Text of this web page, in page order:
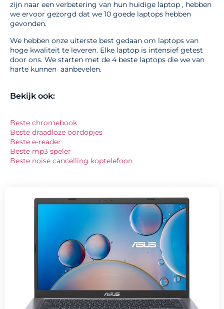
zijn naar een verbetering van hun huidige laptop , hebben
we ervoor gezorgd dat we 10 goede laptops hebben
gevonden.
We hebben onze uiterste best gedaan om laptops van
hoge kwaliteit te leveren. Elke laptop is intensief getest
door ons. We starten met de 4 beste laptops die we van
harte kunnen aanbevelen.
Bekijk ook:
Beste chromebook
Beste draadloze oordopjes
Beste e-reader
Beste mp3 speler
Beste noise cancelling koptelefoon